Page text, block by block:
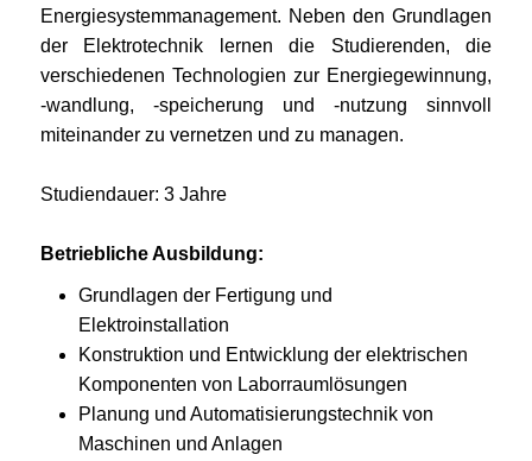
Energiesystemmanagement. Neben den Grundlagen
der Elektrotechnik lernen die Studierenden, die
verschiedenen Technologien zur Energiegewinnung,
-wandlung, -speicherung und -nutzung sinnvoll
miteinander zu vernetzen und zu managen.
Studiendauer: 3 Jahre
Betriebliche Ausbildung:
Grundlagen der Fertigung und
Elektroinstallation
Konstruktion und Entwicklung der elektrischen
Komponenten von Laborraumlösungen
Planung und Automatisierungstechnik von
Maschinen und Anlagen